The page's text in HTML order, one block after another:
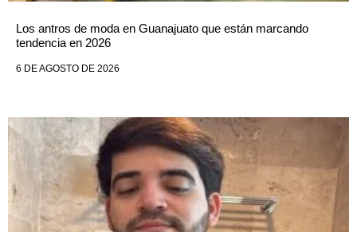
Los antros de moda en Guanajuato que están marcando
tendencia en 2026
6 DE AGOSTO DE 2026